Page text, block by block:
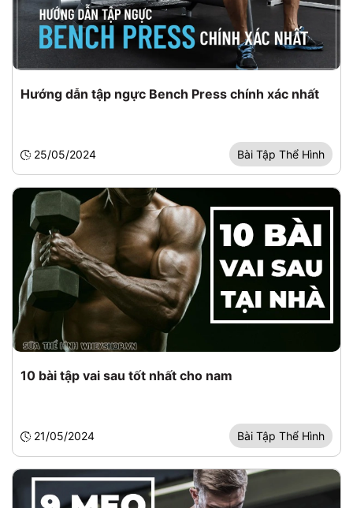
Hướng dẫn tập ngực Bench Press chính xác nhất
25/05/2024 Bài Tập Thể Hình
10 bài tập vai sau tốt nhất cho nam
21/05/2024 Bài Tập Thể Hình